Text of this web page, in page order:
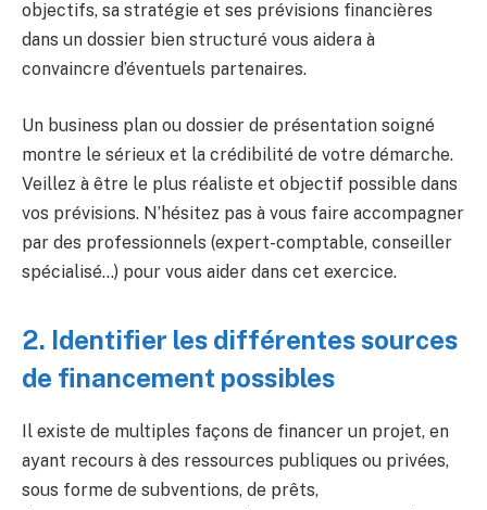
objectifs, sa stratégie et ses prévisions financières
dans un dossier bien structuré vous aidera à
convaincre d’éventuels partenaires.
Un business plan ou dossier de présentation soigné
montre le sérieux et la crédibilité de votre démarche.
Veillez à être le plus réaliste et objectif possible dans
vos prévisions. N’hésitez pas à vous faire accompagner
par des professionnels (expert-comptable, conseiller
spécialisé…) pour vous aider dans cet exercice.
2. Identifier les différentes sources
de financement possibles
Il existe de multiples façons de financer un projet, en
ayant recours à des ressources publiques ou privées,
sous forme de subventions, de prêts,